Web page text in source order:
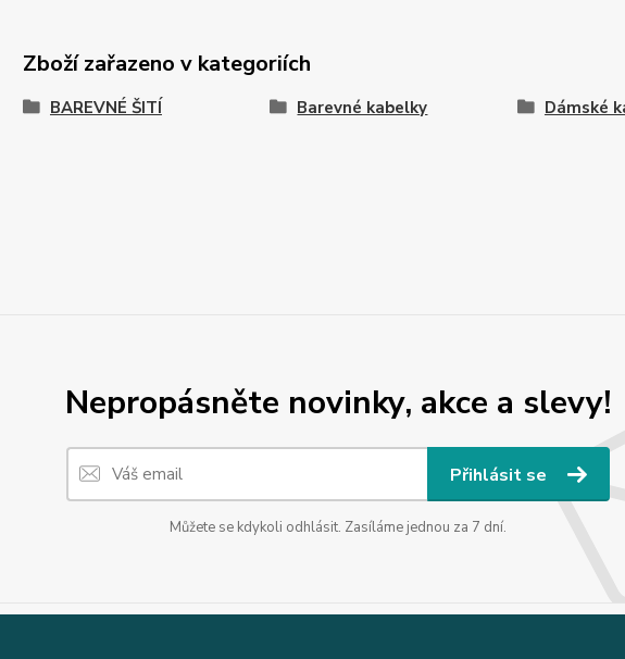
Zboží zařazeno v kategoriích
BAREVNÉ ŠITÍ Barevné kabelky Dámské
Nepropásněte novinky, akce a slevy!
Přihlásit se
Můžete se kdykoli odhlásit. Zasíláme jednou za 7 dní.